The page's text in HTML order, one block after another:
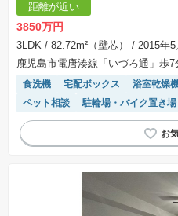
距離が近い
3850万円
3LDK / 82.72m²（壁芯）
/ 2015年5
鹿児島市電唐湊線「いづろ通」歩7
食洗機 宅配ボックス 浴室乾燥
ペット相談
駐輪場・バイク置き場